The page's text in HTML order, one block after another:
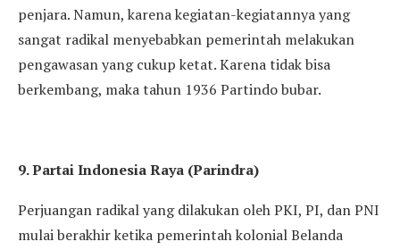
penjara. Namun, karena kegiatan-kegiatannya yang
sangat radikal menyebabkan pemerintah melakukan
pengawasan yang cukup ketat. Karena tidak bisa
berkembang, maka tahun 1936 Partindo bubar.
9. Partai Indonesia Raya (Parindra)
Perjuangan radikal yang dilakukan oleh PKI, PI, dan PNI
mulai berakhir ketika pemerintah kolonial Belanda